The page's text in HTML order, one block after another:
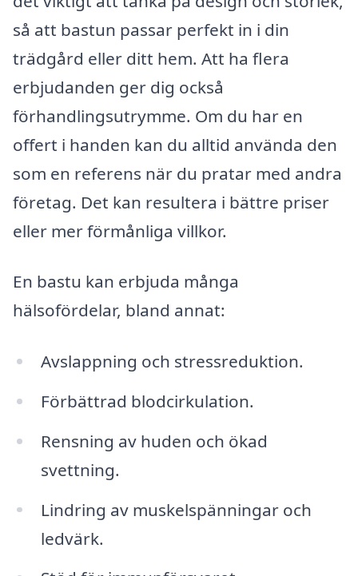
så att bastun passar perfekt in i din
trädgård eller ditt hem. Att ha flera
erbjudanden ger dig också
förhandlingsutrymme. Om du har en
offert i handen kan du alltid använda den
som en referens när du pratar med andra
företag. Det kan resultera i bättre priser
eller mer förmånliga villkor.
En bastu kan erbjuda många
hälsofördelar, bland annat:
Avslappning och stressreduktion.
Förbättrad blodcirkulation.
Rensning av huden och ökad
svettning.
Lindring av muskelspänningar och
ledvärk.